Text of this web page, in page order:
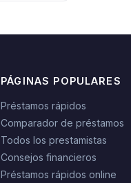
PÁGINAS POPULARES
Préstamos rápidos
Comparador de préstamos
Todos los prestamistas
Consejos financieros
Préstamos rápidos online